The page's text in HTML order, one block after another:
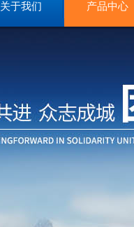
关于我们 产品中心